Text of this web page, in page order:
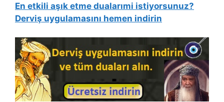
En etkili aşık etme dualarımi istiyorsunuz?
Derviş uygulamasını hemen indirin